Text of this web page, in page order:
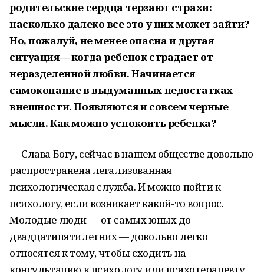
родительские сердца терзают страхи:
насколько далеко все это у них может зайти?
Но, пожалуй, не менее опасна и другая
ситуация— когда ребенок страдает от
неразделенной любви. Начинается
самокопание в выдуманных недостатках
внешности. Появляются и совсем черные
мысли.Как можно успокоить ребенка?
— Слава Богу, сейчас в нашем обществе довольно
распространена легализованная
психологическая служба. И можно пойти к
психологу, если возникает какой-то вопрос.
Молодые люди — от самых юных до
двадцатипятилетних — довольно легко
относятся к тому, чтобы сходить на